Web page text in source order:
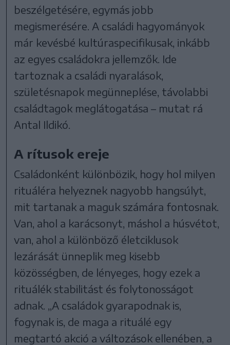
beszélgetésére, egymás jobb
megismerésére. A családi hagyományok
már kevésbé kultúraspecifikusak, inkább
az egyes családokra jellemzők. Ide
tartoznak a családi nyaralások,
születésnapok megünneplése, távolabbi
családtagok meglátogatása – mutat rá
Antal Ildikó.
A rítusok ereje
Családonként különbözik, hogy hol milyen
rituáléra helyeznek nagyobb hangsúlyt,
mit tartanak a maguk számára fontosnak.
Van, ahol a karácsonyt, máshol a húsvétot,
van, ahol a különböző életciklusok
lezárását ünneplik meg kisebb
közösségben, de lényeges, hogy ezek a
rituálék stabilitást és folytonosságot
adnak. „A családok gyarapodnak is,
fogynak is, de maga a rituálé egy
megtartó akció a változások ellenében, a